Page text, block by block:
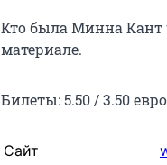
Кто была Минна Кант
материале.
Билеты: 5.50 / 3.50
Сайт